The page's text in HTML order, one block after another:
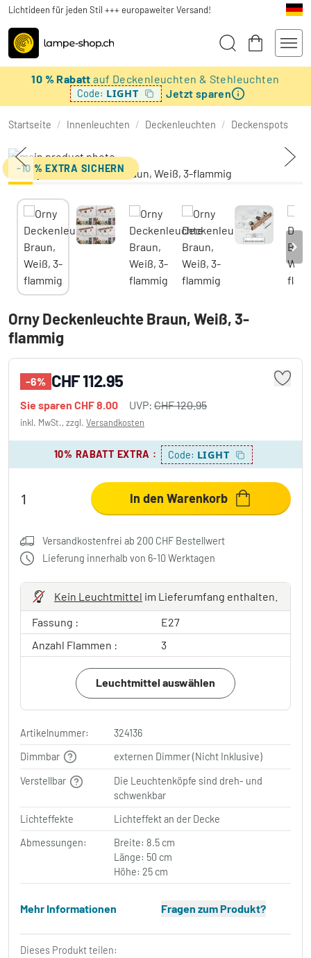
Lichtideen für jeden Stil +++ europaweiter Versand!
10 % Rabattauf Deckenleuchten & Stehleuchten
Code: LIGHT Jetzt sparen
Startseite / Innenleuchten / Deckenleuchten / Deckenspots
-10 % EXTRA SICHERN
Orny Deckenleuchte Braun, Weiß, 3-
flammig
-6% CHF 112.95
Sie sparen CHF 8.00 UVP: CHF 120.95
inkl. MwSt., zzgl. Versandkosten
10% RABATT EXTRA : Code: LIGHT
In den Warenkorb
Versandkostenfrei ab 200 CHF Bestellwert
Lieferung innerhalb von 6-10 Werktagen
Kein Leuchtmittel im Lieferumfang enthalten.
Fassung :
E27
Anzahl Flammen :
3
Leuchtmittel auswählen
Artikelnummer:
324136
Dimmbar
externen Dimmer (Nicht Inklusive)
Verstellbar
Die Leuchtenköpfe sind dreh- und
schwenkbar
Lichteffekte
Lichteffekt an der Decke
Abmessungen:
Breite: 8.5 cm
Länge: 50 cm
Höhe: 25 cm
Mehr Informationen Fragen zum Produkt?
Dieses Produkt teilen: